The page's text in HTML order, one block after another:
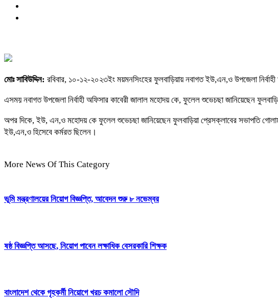
মোঃ সাবিউদ্দিন: রবিবার, ১০-১২-২০২৩ইং ময়মনসিংহের ফুলবাড়িয়ায় নবাগত ইউ,এন,ও উপজেলা
এসময় নবাগত উপজেলা নির্বাহী অফিসার কাবেরী জালাল মহোদয় কে, ফুলেল শুভেচছা জানিয়েছেন
অপর দিকে, ইউ, এন,ও মহোদয় কে ফুলেল শুভেচছা জানিয়েছেন ফুলবাড়িয়া প্রেসক্লাবের সভাপতি
ইউ,এন,ও হিসেবে কর্মরত ছিলেন।
More News Of This Category
ভূমি মন্ত্রণালয়ের নিয়োগ বিজ্ঞপ্তি, আবেদন শুরু ৮ নভেম্বর
ষষ্ঠ বিজ্ঞপ্তি আসছে, নিয়োগ পাবেন লক্ষাধিক বেসরকারি শিক্ষক
বাংলাদেশ থেকে গৃহকর্মী নিয়োগে খরচ কমালো সৌদি